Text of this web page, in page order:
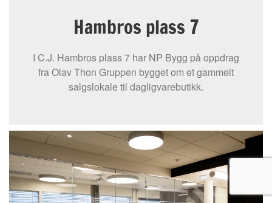
Hambros plass 7
I C.J. Hambros plass 7 har NP Bygg på oppdrag
fra Olav Thon Gruppen bygget om et gammelt
salgslokale til dagligvarebutikk.